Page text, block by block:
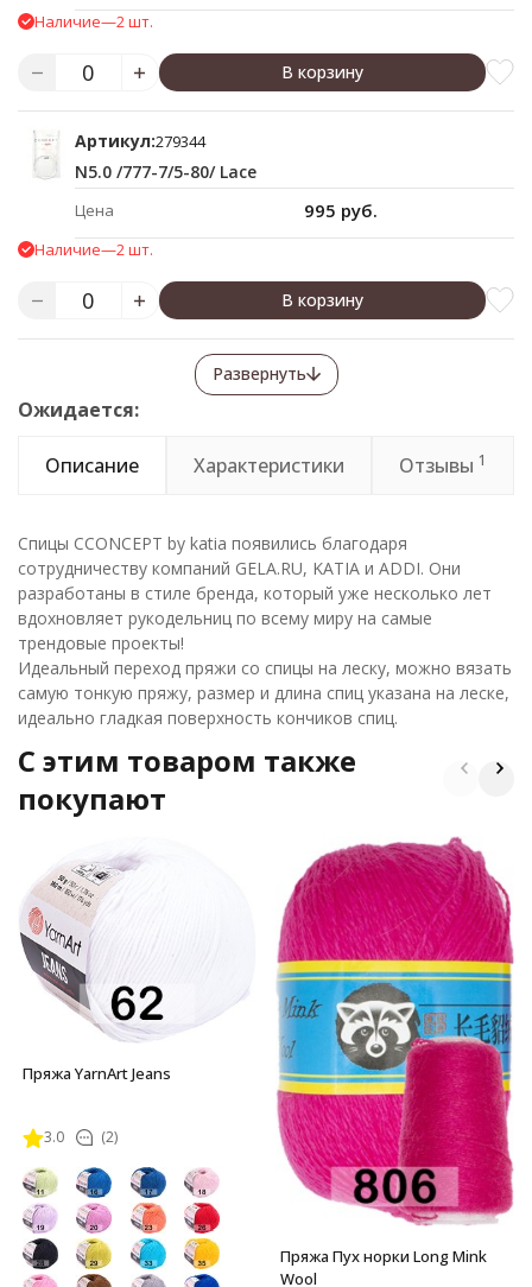
Наличие—2 шт.
В корзину
Артикул:279344
N5.0 /777-7/5-80/ Lace
Цена 995 руб.
Наличие—2 шт.
В корзину
Развернуть
Ожидается:
Описание Характеристики Отзывы 1
Спицы CCONCEPT by katia появились благодаря
сотрудничеству компаний GELA.RU, KATIA и ADDI. Они
разработаны в стиле бренда, который уже несколько лет
вдохновляет рукодельниц по всему миру на самые
трендовые проекты!
Идеальный переход пряжи со спицы на леску, можно вязать
самую тонкую пряжу, размер и длина спиц указана на леске,
идеально гладкая поверхность кончиков спиц.
C этим товаром также
покупают
Пряжа YarnArt Jeans
3.0 (2)
Пряжа Пух норки Long Mink
Wool